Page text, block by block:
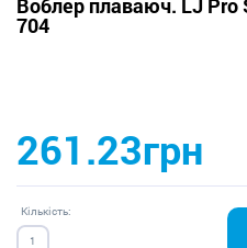
704
261.23грн
Кількість: